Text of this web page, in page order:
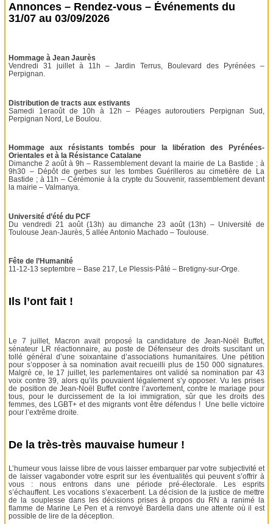
Annonces – Rendez-vous – Événements du
31/07 au 03/09/2026
Hommage à Jean Jaurès
Vendredi 31 juillet à 11h – Jardin Terrus, Boulevard des Pyrénées –
Perpignan.
Distribution de tracts aux estivants
Samedi 1eraoût de 10h à 12h – Péages autoroutiers Perpignan Sud,
Perpignan Nord, Le Boulou.
Hommage aux résistants tombés pour la libération des Pyrénées-
Orientales et à la Résistance Catalane
Dimanche 2 août à 9h – Rassemblement devant la mairie de La Bastide ; à
9h30 – Dépôt de gerbes sur les tombes Guérilleros au cimetière de La
Bastide ; à 11h – Cérémonie à la crypte du Souvenir, rassemblement devant
la mairie – Valmanya.
Université d’été du PCF
Du vendredi 21 août (13h) au dimanche 23 août (13h) – Université de
Toulouse Jean-Jaurès, 5 allée Antonio Machado – Toulouse.
Fête de l’Humanité
11-12-13 septembre – Base 217, Le Plessis-Pâté – Bretigny-sur-Orge.
Ils l’ont fait !
Le 7 juillet, Macron avait proposé la candidature de Jean-Noël Buffet,
sénateur LR réactionnaire, au poste de Défenseur des droits suscitant un
tollé général d’une soixantaine d’associations humanitaires. Une pétition
pour s’opposer à sa nomination avait recueilli plus de 150 000 signatures.
Malgré ce, le 17 juillet, les parlementaires ont validé sa nomination par 43
voix contre 39, alors qu’ils pouvaient légalement s’y opposer. Vu les prises
de position de Jean-Noël Buffet contre l’avortement, contre le mariage pour
tous, pour le durcissement de la loi immigration, sûr que les droits des
femmes, des LGBT+ et des migrants vont être défendus ! Une belle victoire
pour l’extrême droite.
De la très-très mauvaise humeur !
L’humeur vous laisse libre de vous laisser embarquer par votre subjectivité et
de laisser vagabonder votre esprit sur les éventualités qui peuvent s’offrir à
vous : nous entrons dans une période pré-électorale. Les esprits
s’échauffent. Les vocations s’exacerbent. La décision de la justice de mettre
de la souplesse dans les décisions prises à propos du RN a ranimé la
flamme de Marine Le Pen et a renvoyé Bardella dans une attente où il est
possible de lire de la déception.